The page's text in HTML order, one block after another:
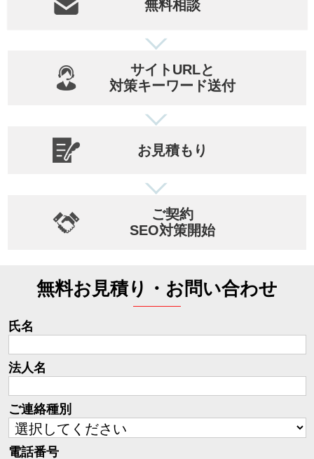
無料相談
サイトURLと
対策キーワード送付
お見積もり
ご契約
SEO対策開始
無料お見積り・お問い合わせ
氏名
法人名
ご連絡種別
電話番号